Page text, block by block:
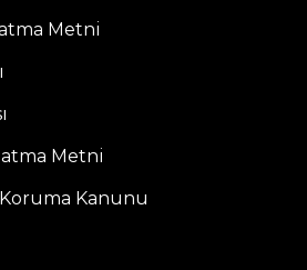
Metni
Metni
Kanunu